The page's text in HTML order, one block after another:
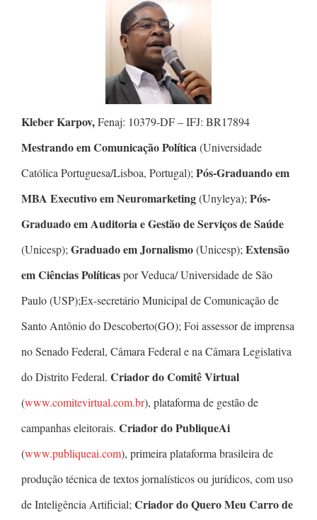
Kleber Karpov,Fenaj: 10379-DF – IFJ: BR17894
Mestrando em Comunicação Política(Universidade
Católica Portuguesa/Lisboa, Portugal);Pós-Graduando em
MBA Executivo em Neuromarketing(Unyleya);Pós-
Graduado em Auditoria e Gestão de Serviços de Saúde
(Unicesp);Graduado em Jornalismo(Unicesp);Extensão
em Ciências Políticaspor Veduca/ Universidade de São
Paulo (USP);Ex-secretário Municipal de Comunicação de
Santo Antônio do Descoberto(GO); Foi assessor de imprensa
no Senado Federal, Câmara Federal e na Câmara Legislativa
do Distrito Federal. Criador do Comitê Virtual
(www.comitevirtual.com.br), plataforma de gestão de
campanhas eleitorais. Criador do PubliqueAi
(www.publiqueai.com), primeira plataforma brasileira de
produção técnica de textos jornalísticos ou jurídicos, com uso
de Inteligência Artificial;Criador do Quero Meu Carro de